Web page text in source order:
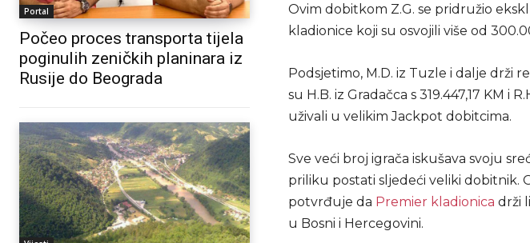
Portal
Počeo proces transporta tijela
poginulih zeničkih planinara iz
Rusije do Beograda
Ovim dobitkom Z.G. se pridružio
kladionice koji su osvojili više od
Podsjetimo, M.D. iz Tuzle i dalje drži
su H.B. iz Gradačca s 319.447,17 KM i
uživali u velikim Jackpot dobitcima.
Sve veći broj igrača iskušava svoju
priliku postati sljedeći veliki dobitnik.
potvrđuje da Premier kladionica drži
u Bosni i Hercegovini.